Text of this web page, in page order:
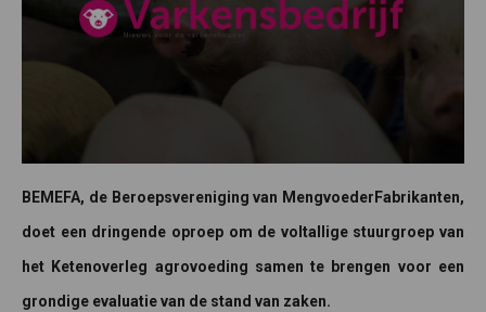
BEMEFA, de Beroepsvereniging van MengvoederFabrikanten,
doet een dringende oproep om de voltallige stuurgroep van
het Ketenoverleg agrovoeding samen te brengen voor een
grondige evaluatie van de stand van zaken.